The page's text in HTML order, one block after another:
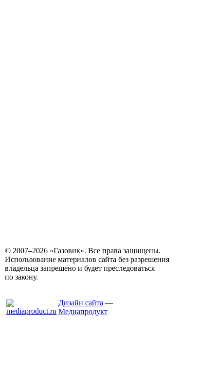
© 2007–2026 «Газовик». Все права защищены.
Использование материалов сайта без разрешения
владельца запрещено и будет преследоваться
по закону.
Дизайн сайта —
Медиапродукт